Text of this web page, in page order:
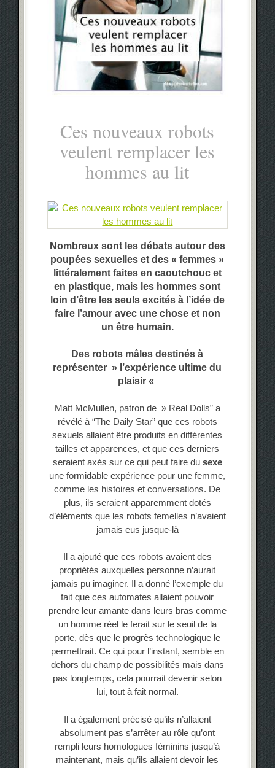
Ces nouveaux robots
veulent remplacer les
hommes au lit
Nombreux sont les débats autour des
poupées sexuelles et des « femmes »
littéralement faites en caoutchouc et
en plastique, mais les hommes sont
loin d’être les seuls excités à l’idée de
faire l’amour avec une chose et non
un être humain.
Des robots mâles destinés à
représenter » l’expérience ultime du
plaisir «
Matt McMullen, patron de » Real Dolls” a
révélé à “The Daily Star” que ces robots
sexuels allaient être produits en différentes
tailles et apparences, et que ces derniers
seraient axés sur ce qui peut faire du sexe
une formidable expérience pour une femme,
comme les histoires et conversations. De
plus, ils seraient apparemment dotés
d’éléments que les robots femelles n’avaient
jamais eus jusque-là
Il a ajouté que ces robots avaient des
propriétés auxquelles personne n’aurait
jamais pu imaginer. Il a donné l’exemple du
fait que ces automates allaient pouvoir
prendre leur amante dans leurs bras comme
un homme réel le ferait sur le seuil de la
porte, dès que le progrès technologique le
permettrait. Ce qui pour l’instant, semble en
dehors du champ de possibilités mais dans
pas longtemps, cela pourrait devenir selon
lui, tout à fait normal.
Il a également précisé qu’ils n’allaient
absolument pas s’arrêter au rôle qu’ont
rempli leurs homologues féminins jusqu’à
maintenant, mais qu’ils allaient devoir les